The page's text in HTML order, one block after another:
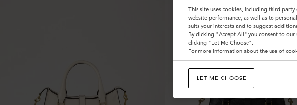
This site uses cookies, including third
website performance, as well as to
suits your interests and to suggest
By clicking "Accept All" you consent to our
clicking "Let Me Choose".
For more information about the use of
LET ME CHOOSE